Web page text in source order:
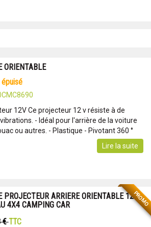
ORIENTABLE
épuisé
12V Ce projecteur 12 v résiste à de
- Idéal pour l'arrière de la voiture
ou autres. - Plastique - Pivotant 360 °
Lire la suite
PROMO
PROJECTEUR ARRIERE ORIENTABLE 12V
4X4 CAMPING CAR
€TTC